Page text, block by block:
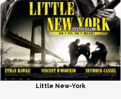
Little New-York